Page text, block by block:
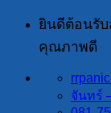
ข้าม
เนื้อหา
ยินดีต้อนรับ
คุณภาพดี
จันทร์